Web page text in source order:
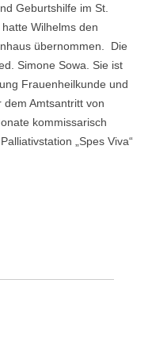
Geburtshilfe im St.
Wilhelms den
übernommen. Die
Simone Sowa. Sie ist
Frauenheilkunde und
Amtsantritt von
kommissarisch
„Spes Viva“